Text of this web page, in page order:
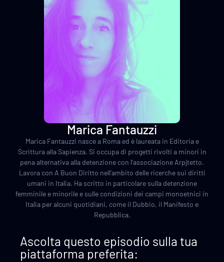
Marica Fantauzzi
Marica Fantauzzi nasce a Roma ed è laureata in Editoria e
Scrittura alla Sapienza. Si occupa di progetti rivolti a minori in
pena alternativa alla detenzione con l’associazione Arpjtetto.
Lavora con A Buon Diritto nell’ambito delle ricerche sui diritti
umani in Italia. Ha scritto in particolare sulla detenzione
femminile e minorile e sulle condizioni dei campi monoetnici in
Italia per alcuni quotidiani, come il Dubbio, il Manifesto e
Repubblica.
Ascolta questo episodio sulla tua
piattaforma preferita: